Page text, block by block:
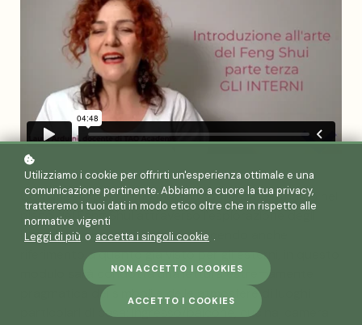
IL CORSO
Con questo penultimo modulo formativo entriamo nel
pieno del Feng Shui attraverso l’esplorazione degli
interni delle nostre abitazioni. Facendo anche
riferimento a quanto già visto per gli esterni, in questo
modulo sarà condotta una lettura estremamente
pragmatica dei simboli e delle atmosfere di luoghi
particolari di casa: ingresso/balcone, cucina, camera
Utilizziamo i cookie per offrirti un'esperienza ottimale e una
comunicazione pertinente. Abbiamo a cuore la tua privacy,
tratteremo i tuoi dati in modo etico oltre che in rispetto alle
normative vigenti
Leggi di più o accetta i singoli cookie .
NON ACCETTO I COOKIES
ACCETTO I COOKIES